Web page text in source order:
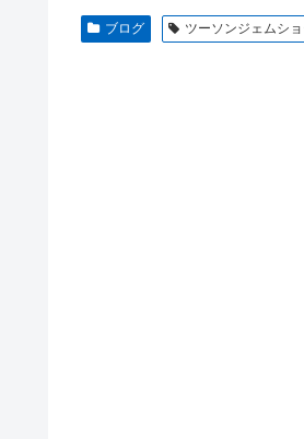
ブログ ツーソンジェムシ